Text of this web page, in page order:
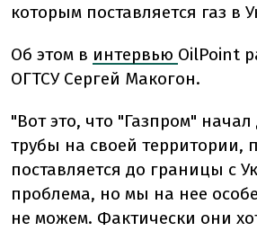
которым поставляется газ в
Об этом в интервью OilPoint
ОГТСУ Сергей Макогон.
"Вот это, что "Газпром"
трубы на своей территории,
поставляется до границы с
проблема, но мы на нее
не можем. Фактически они